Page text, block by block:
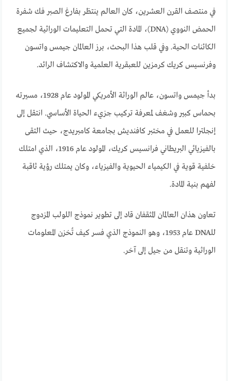
في منتصف القرن العشرين، كان العالم ينتظر بفارغ الصبر فك شفرة
الحمض النووي (DNA)، المادة التي تحمل التعليمات الوراثية لجميع
الكائنات الحية. وفي قلب هذا البحث، برز العالمان جيمس واتسون
وفرنسيس كريك كرمزين للعبقرية العلمية والاكتشاف الرائد.
بدأ جيمس واتسون، عالم الوراثة الأمريكي المولود عام 1928، مسيرته
بحماس كبير وشغف لمعرفة تركيب جزيء الحياة الأساسي. انتقل إلى
إنجلترا للعمل في مختبر كافنديش بجامعة كامبريدج، حيث التقى
بالفيزيائي البريطاني فرانسيس كريك، المولود عام 1916، الذي امتلك
خلفية قوية في الكيمياء الحيوية والفيزياء، وكان يمتلك رؤية ثاقبة
لفهم بنية المادة.
تعاون هذان العالمان المثقفان قاد إلى تطوير نموذج اللولب المزدوج
للـDNA عام 1953، وهو النموذج الذي فسر كيف تُخزن المعلومات
الوراثية وتنقل من جيل إلى آخر.